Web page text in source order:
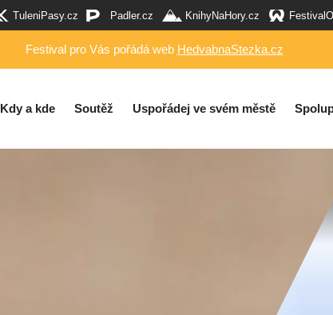
TuleniPasy.cz Padler.cz KnihyNaHory.cz
Festival pro Vás pořádá web HedvabnaStezka.cz
Kdy a kde Soutěž Uspořádej ve svém městě